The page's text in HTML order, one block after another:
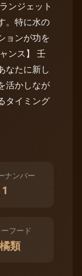
ンジェット
。特に水の
ョンが功を
ンス】 壬
なたに新し
活かしなが
タイミング
ナンバー
1
フード
類